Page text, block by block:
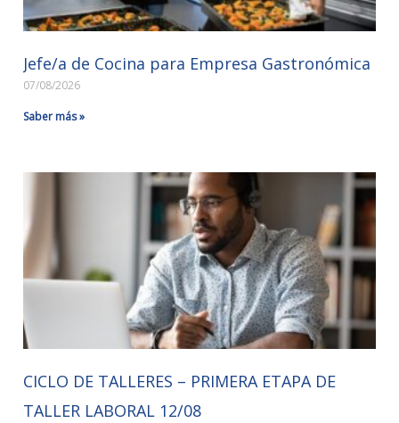
Jefe/a de Cocina para Empresa Gastronómica
07/08/2026
Saber más »
CICLO DE TALLERES – PRIMERA ETAPA DE
TALLER LABORAL 12/08